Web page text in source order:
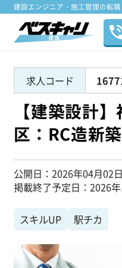
建設エンジニア・施工管理の転
求人コード
【建築設計
区：RC造新
公開日
2026年04月02日
掲載終了予定日
2026
スキルUP 駅チカ